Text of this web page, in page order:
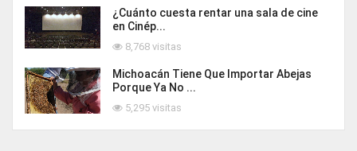
¿Cuánto cuesta rentar una sala de cine
en Cinép...
8,768 visitas
Michoacán Tiene Que Importar Abejas
Porque Ya No ...
5,295 visitas